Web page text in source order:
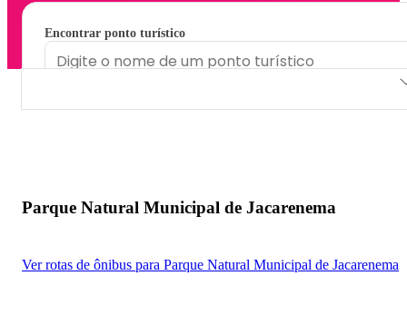
Encontrar ponto turístico
Parque Natural Municipal de Jacarenema
Ver rotas de ônibus para Parque Natural Municipal de Jacarenema